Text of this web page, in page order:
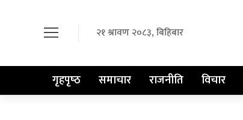
२१ श्रावण २०८३, बिहिबार
गृहपृष्‍ठ समाचार राजनीति विचार